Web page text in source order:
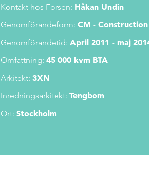
Kontakt hos Forsen: Håkan Undin
Genomförandeform: CM -
Genomförandetid: April 2011 - maj
Omfattning: 45 000 kvm BTA
Arkitekt: 3XN
Inredningsarkitekt: Tengbom
Ort: Stockholm